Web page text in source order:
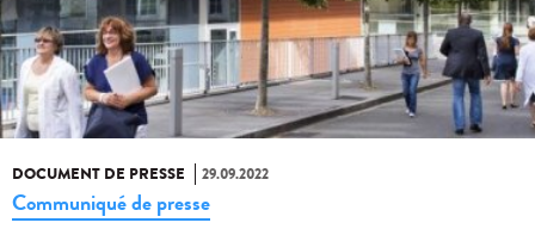
DOCUMENT DE PRESSE 29.09.2022
Communiqué de presse